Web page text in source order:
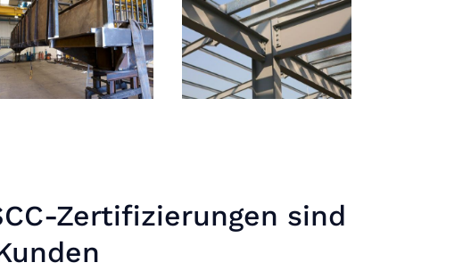
Zertifizierungen sind